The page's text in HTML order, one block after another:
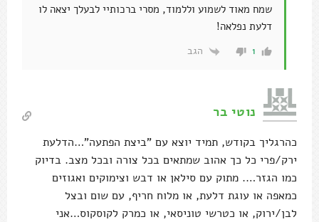
שמח מאוד לשמוע וללמוד, מסרי ברכותיי לבעלך יצאה לו
דלעת נפלאה!
1 הגב
נוטי בר
כהרגליך בקודש, תמיד יוצא עם ”ביצת הפתעה”…הדלעת
ירק/פרי כל כך אהוב שמתאים בכל צורה ובכל מצב. בדיוק
כמו הגזר…. מתוק עם סילאן או דבש וצימוקים ואגוזים
כמאפה או עוגת דלעת, או מלוח חריף, עם שום ובצל
לבן/ירוק, או כטרשי טוניסאי, או כמרק לקוסקוס…אני